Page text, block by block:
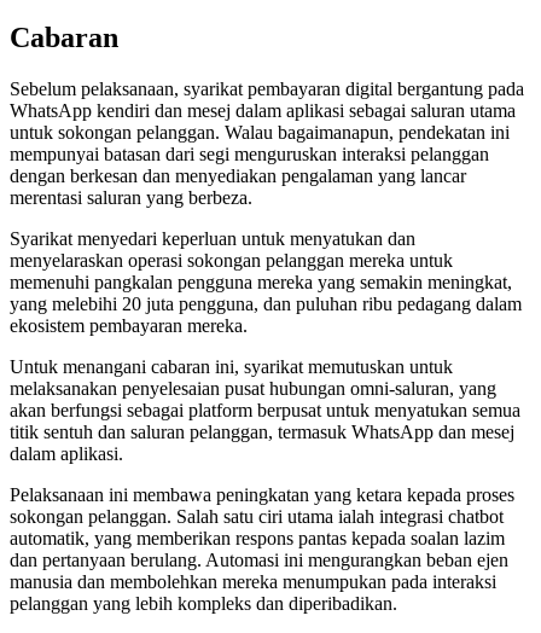
Cabaran
Sebelum pelaksanaan, syarikat pembayaran digital bergantung pada
WhatsApp kendiri dan mesej dalam aplikasi sebagai saluran utama
untuk sokongan pelanggan. Walau bagaimanapun, pendekatan ini
mempunyai batasan dari segi menguruskan interaksi pelanggan
dengan berkesan dan menyediakan pengalaman yang lancar
merentasi saluran yang berbeza.
Syarikat menyedari keperluan untuk menyatukan dan
menyelaraskan operasi sokongan pelanggan mereka untuk
memenuhi pangkalan pengguna mereka yang semakin meningkat,
yang melebihi 20 juta pengguna, dan puluhan ribu pedagang dalam
ekosistem pembayaran mereka.
Untuk menangani cabaran ini, syarikat memutuskan untuk
melaksanakan penyelesaian pusat hubungan omni-saluran, yang
akan berfungsi sebagai platform berpusat untuk menyatukan semua
titik sentuh dan saluran pelanggan, termasuk WhatsApp dan mesej
dalam aplikasi.
Pelaksanaan ini membawa peningkatan yang ketara kepada proses
sokongan pelanggan. Salah satu ciri utama ialah integrasi chatbot
automatik, yang memberikan respons pantas kepada soalan lazim
dan pertanyaan berulang. Automasi ini mengurangkan beban ejen
manusia dan membolehkan mereka menumpukan pada interaksi
pelanggan yang lebih kompleks dan diperibadikan.